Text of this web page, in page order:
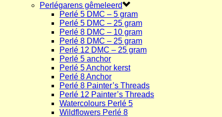
Perlégarens gêmeleerd
Perlé 5 DMC – 5 gram
Perlé 5 DMC – 25 gram
Perlé 8 DMC – 10 gram
Perlé 8 DMC – 25 gram
Perlé 12 DMC – 25 gram
Perlé 5 anchor
Perlé 5 Anchor kerst
Perlé 8 Anchor
Perlé 8 Painter’s Threads
Perlé 12 Painter’s Threads
Watercolours Perlé 5
Wildflowers Perlé 8